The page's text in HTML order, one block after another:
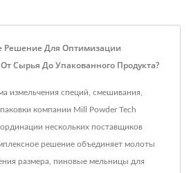
Решение Для Оптимизации
Сырья До Упакованного Продукта?
измельчения специй, смешивания,
компании Mill Powder Tech
нескольких поставщиков
решение объединяет молоты
размера, пиновые мельницы для